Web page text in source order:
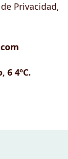
Privacidad,
6 4ºC.